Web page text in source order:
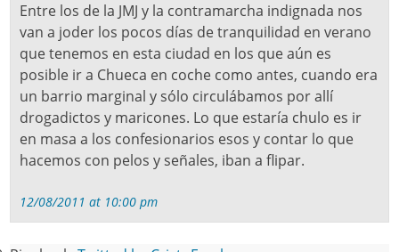
Entre los de la JMJ y la contramarcha indignada nos
van a joder los pocos días de tranquilidad en verano
que tenemos en esta ciudad en los que aún es
posible ir a Chueca en coche como antes, cuando era
un barrio marginal y sólo circulábamos por allí
drogadictos y maricones. Lo que estaría chulo es ir
en masa a los confesionarios esos y contar lo que
hacemos con pelos y señales, iban a flipar.
12/08/2011 at 10:00 pm